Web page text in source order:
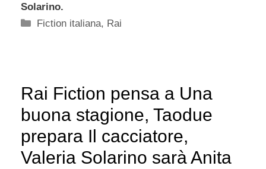
Solarino.
Categorie
Fiction italiana, Rai
Rai Fiction pensa a Una
buona stagione, Taodue
prepara Il cacciatore,
Valeria Solarino sarà Anita